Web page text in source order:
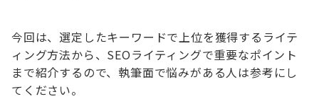
今回は、選定したキーワードで上位を獲得するライテ
ィング方法から、SEOライティングで重要なポイント
まで紹介するので、執筆面で悩みがある人は参考にし
てください。